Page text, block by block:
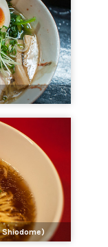
Shiodome)